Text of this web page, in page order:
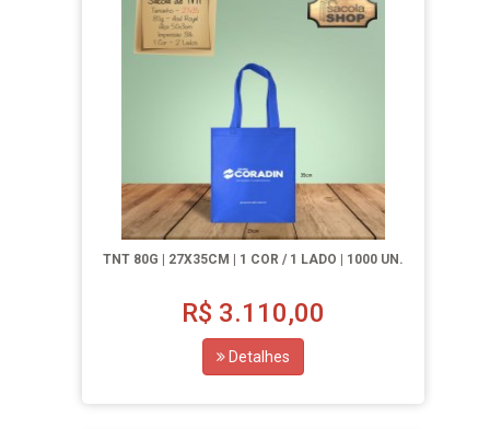
TNT 80G | 27X35CM | 1 COR / 1 LADO | 1000 UN.
R$ 3.110,00
Detalhes